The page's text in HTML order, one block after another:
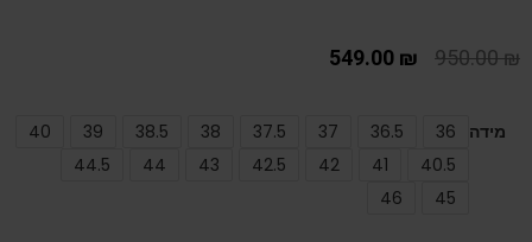
950.00₪
549.00 ₪
מידה 36
36.5
37
37.5
38
38.5
39
40
40.5
41
42
42.5
43
44
44.5
45
46